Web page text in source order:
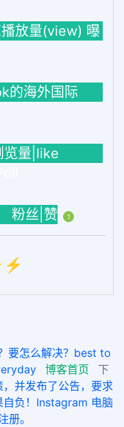
放量(view) 曝
的海外国际
览量|like
粉丝|赞 1
要怎么解决？best to
博客首页
下
，并发布了公告，要求
自负！Instagram 电脑
册。